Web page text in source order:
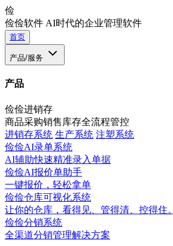
俭
俭俭软件 AI时代的企业管理软件
首页
产品/服务
产品
俭俭进销存
商品采购销售库存全流程管控
进销存系统 生产系统 注塑系统
俭俭AI录单系统
AI辅助快速精准录入单据
俭俭AI报价单助手
一键报价，轻松拿单
俭俭仓库可视化系统
让你的仓库，看得见、管得清、控得住。
俭俭分销系统
全渠道分销管理解决方案